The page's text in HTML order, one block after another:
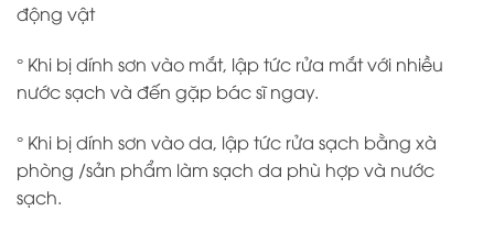
động vật
° Khi bị dính sơn vào mắt, lập tức rửa mắt với nhiều
nước sạch và đến gặp bác sĩ ngay.
° Khi bị dính sơn vào da, lập tức rửa sạch bằng xà
phòng /sản phẩm làm sạch da phù hợp và nước
sạch.